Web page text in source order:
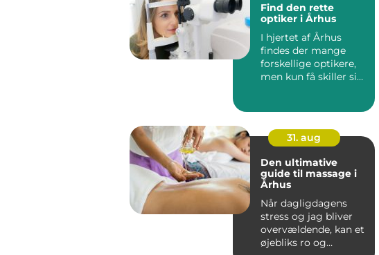
Find den rette
optiker i Århus
I hjertet af Århus
findes der mange
forskellige optikere,
men kun få skiller sig
31. aug
Den ultimative
guide til massage i
Århus
Når dagligdagens
stress og jag bliver
overvældende, kan et
øjebliks ro og